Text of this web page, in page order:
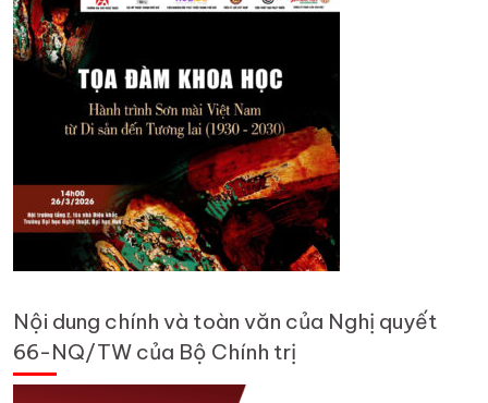
Nội dung chính và toàn văn của Nghị quyết
66-NQ/TW của Bộ Chính trị